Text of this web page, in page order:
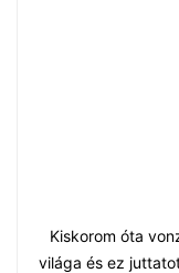
Kiskorom óta
világa és ez